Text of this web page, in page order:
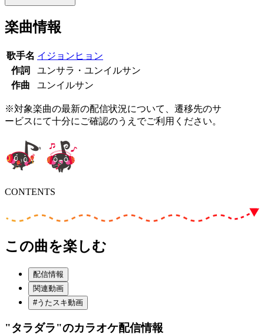
楽曲情報
歌手名 イジョンヒョン
作詞
ユンサラ・ユンイルサン
作曲
ユンイルサン
※対象楽曲の最新の配信状況について、遷移先のサ
ービスにて十分にご確認のうえでご利用ください。
CONTENTS
この曲を楽しむ
配信情報
関連動画
#うたスキ動画
"タラダラ"のカラオケ配信情報